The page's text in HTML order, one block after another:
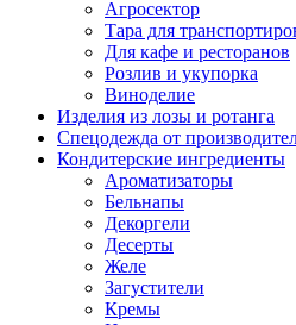
Агросектор
Тара для
Для кафе и ресторанов
Розлив и укупорка
Виноделие
Изделия из лозы и ротанга
Спецодежда от
Кондитерские ингредиенты
Ароматизаторы
Бельнапы
Декоргели
Десерты
Желe
Загустители
Кремы